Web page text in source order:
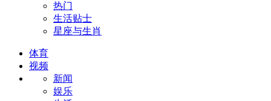
热门
生活贴士
星座与生肖
体育
视频
新闻
娱乐